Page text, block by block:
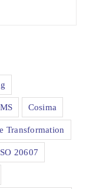
Cosima
Transformation
20607